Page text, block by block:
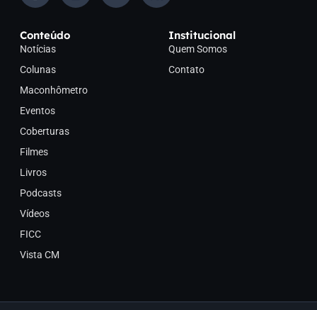
Conteúdo
Notícias
Colunas
Maconhômetro
Eventos
Coberturas
Filmes
Livros
Podcasts
Vídeos
FICC
Vista CM
Institucional
Quem Somos
Contato